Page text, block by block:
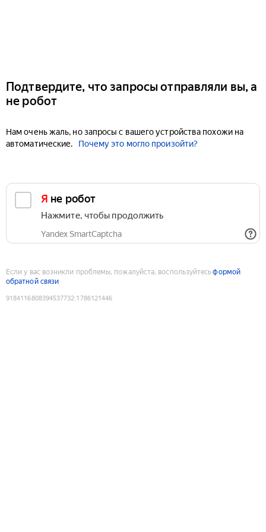
Подтвердите, что запросы отправляли вы, а
не робот
Нам очень жаль, но запросы с вашего устройства похожи на
автоматические.
Почему это могло произойти?
Я не робот
Нажмите, чтобы продолжить
Yandex SmartCaptcha
Если у вас возникли проблемы, пожалуйста, воспользуйтесьформой
обратной связи
9184116808394537732:1786121446